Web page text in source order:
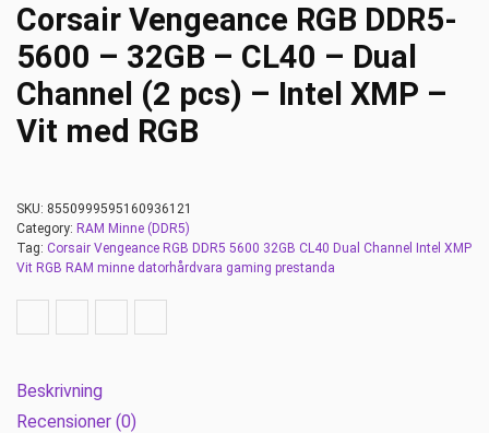
Corsair Vengeance RGB DDR5-
5600 – 32GB – CL40 – Dual
Channel (2 pcs) – Intel XMP –
Vit med RGB
SKU: 8550999595160936121
Category: RAM Minne (DDR5)
Tag: Corsair Vengeance RGB DDR5 5600 32GB CL40 Dual Channel Intel XMP
Vit RGB RAM minne datorhårdvara gaming prestanda
Beskrivning
Recensioner (0)